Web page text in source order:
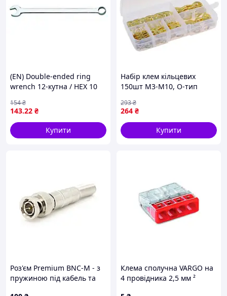
(EN) Double-ended ring
wrench 12-кутна / HEX 10
довжина: 187 мм, 1 шт
TOPTUL AAEL1010
143.22 ₴
154₴
Купити
Набір клем кільцевих
150шт М3-М10, О-тип
264 ₴
293₴
Купити
Роз'єм Premium BNC-M - з
пружиною під кабель та
Клема сполучна VARGO на
4 провідника 2,5 мм ²